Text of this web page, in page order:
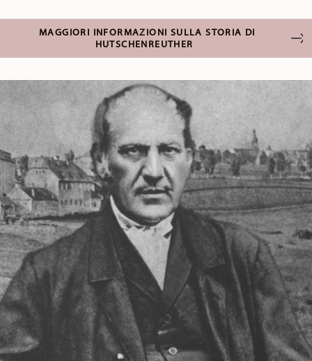
MAGGIORI INFORMAZIONI SULLA STORIA DI
HUTSCHENREUTHER